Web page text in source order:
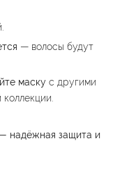
— волосы будут
маскус другими
надёжная защита и